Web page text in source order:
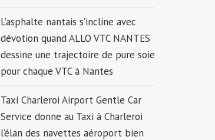
L’asphalte nantais s’incline avec
dévotion quand ALLO VTC NANTES
dessine une trajectoire de pure soie
pour chaque VTC à Nantes
Taxi Charleroi Airport Gentle Car
Service donne au Taxi à Charleroi
l’élan des navettes aéroport bien